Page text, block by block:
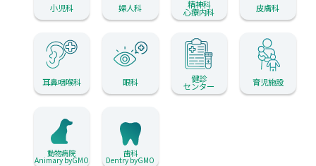
小児科 婦人科 精神科
心療内科 皮膚科
耳鼻咽喉科 眼科 健診
センター 育児施設
動物病院
Animary byGMO
歯科
Dentry byGMO